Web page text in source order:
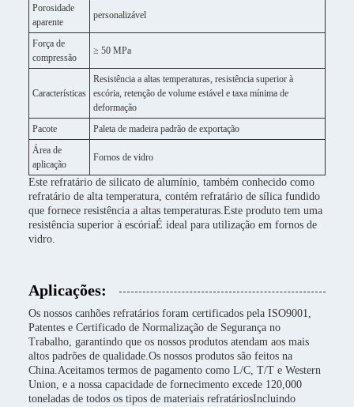
Porosidade
aparente
personalizável
Força de
compressão
≥ 50 MPa
Características
Resistência a altas temperaturas, resistência superior à
escória, retenção de volume estável e taxa mínima de
deformação
Pacote
Paleta de madeira padrão de exportação
Área de
aplicação
Fornos de vidro
Este refratário de silicato de alumínio, também conhecido como
refratário de alta temperatura, contém refratário de sílica fundido
que fornece resistência a altas temperaturas.Este produto tem uma
resistência superior à escóriaÉ ideal para utilização em fornos de
vidro.
Aplicações:
Os nossos canhões refratários foram certificados pela ISO9001,
Patentes e Certificado de Normalização de Segurança no
Trabalho, garantindo que os nossos produtos atendam aos mais
altos padrões de qualidade.Os nossos produtos são feitos na
China.Aceitamos termos de pagamento como L/C, T/T e Western
Union, e a nossa capacidade de fornecimento excede 120,000
toneladas de todos os tipos de materiais refratáriosIncluindo